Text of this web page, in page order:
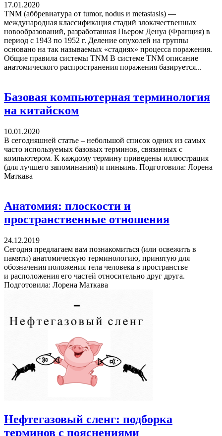
17.01.2020
TNM (аббревиатура от tumor, nodus и metastasis) —
международная классификация стадий злокачественных
новообразований, разработанная Пьером Денуа (Франция) в
период с 1943 по 1952 г. Деление опухолей на группы
основано на так называемых «стадиях» процесса поражения.
Общие правила системы TNM В системе TNM описание
анатомического распространения поражения базируется...
Базовая компьютерная терминология
на китайском
10.01.2020
В сегодняшней статье – небольшой список одних из самых
часто используемых базовых терминов, связанных с
компьютером. К каждому термину приведены иллюстрация
(для лучшего запоминания) и пиньинь. Подготовила: Лорена
Маткава
Анатомия: плоскости и
пространственные отношения
24.12.2019
Сегодня предлагаем вам познакомиться (или освежить в
памяти) анатомическую терминологию, принятую для
обозначения положения тела человека в пространстве
и расположения его частей относительно друг друга.
Подготовила: Лорена Маткава
Нефтегазовый сленг: подборка
терминов с пояснениями